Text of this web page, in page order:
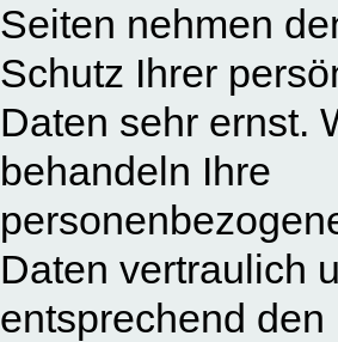
Seiten nehmen
Schutz Ihrer
Daten sehr ernst.
behandeln Ihre
Daten vertraulich
entsprechend den